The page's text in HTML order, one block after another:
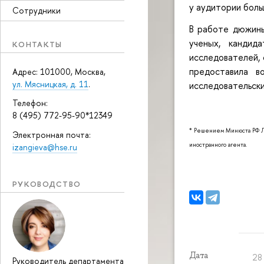
Сотрудники
КОНТАКТЫ
Адрес: 101000, Москва,
ул. Мясницкая, д. 11.
Телефон:
8 (495) 772-95-90*12349
Электронная почта:
izangieva@hse.ru
РУКОВОДСТВО
Руководитель департамента
у аудитории
В работе
ученых,
предоставила
* Решением Минюста РФ
иностранного агента.
Дата 28